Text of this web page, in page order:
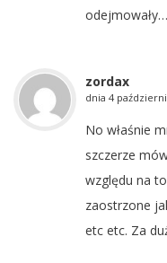
odejmowały…
zordax
dnia 4
No właśnie
szczerze
względu na
zaostrzone
etc etc. Za